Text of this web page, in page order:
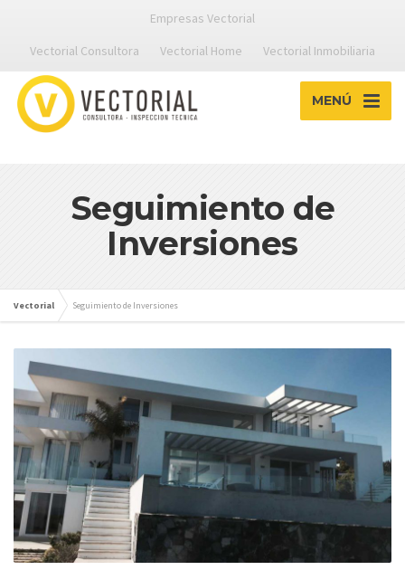
Empresas Vectorial
Vectorial Consultora
Vectorial Home Vectorial Inmobiliaria
MENÚ
Seguimiento de
Inversiones
Vectorial Seguimiento de Inversiones